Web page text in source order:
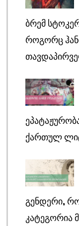
ᲑᲠᲔᲛ
ᲠᲝᲒᲝᲠᲪ
ᲥᲐᲠᲗᲣᲚ
ᲒᲔᲜᲓᲔᲠᲘ,
ᲙᲐᲢᲔᲒᲝᲠᲘᲐ